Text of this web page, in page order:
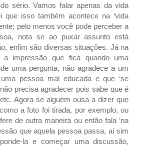
sério. Vamos falar apenas da vida
que isso também acontece na ‘vida
pelo menos você pode perceber a
nota se ao puxar assunto está
enfim são diversas situações. Já na
a impressão que fica quando uma
uma pergunta, não agradece a um
pessoa mal educada e que ‘se
precisa agradecer pois sabe que é
Agora se alguém ousa a dizer que
a foto foi tirada, por exemplo, ou
de outra maneira ou então fala ‘na
que aquela pessoa passa, aí sim
la e começar uma discussão,